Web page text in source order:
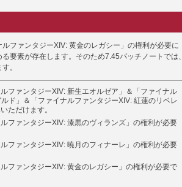
ファンタジーXIV: 黄金のレガシー」の権利が必要に
要素が存在します。そのため7.45パッチノートでは、
。
ファンタジーXIV: 新生エオルゼア」＆「ファイナル
ド」＆「ファイナルファンタジーXIV: 紅蓮のリベレ
ただけます。
ファンタジーXIV: 漆黒のヴィランズ」の権利が必要
ファンタジーXIV: 暁月のフィナーレ」の権利が必要
ファンタジーXIV: 黄金のレガシー」の権利が必要で